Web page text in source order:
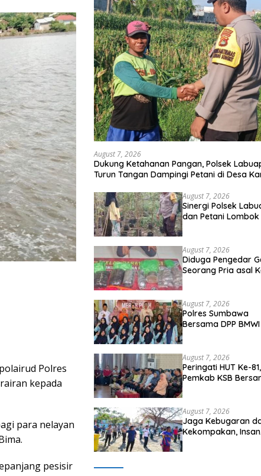
Polres
kepada
para nelayan
pesisir
August 7, 2026
Dukung Ketahanan Pangan, Polsek
Turun Tangan Dampingi Petani di Desa
August 7, 2026
Sinergi Polsek
dan Petani
August 7, 2026
Diduga Pengedar
Seorang Pria asal
August 7, 2026
Polres Sumbawa
Bersama DPP
Ponpes Arrahman
Hidayatullah
August 7, 2026
Peringati HUT Ke-81,
Pemkab KSB
Hari Pertama
August 7, 2026
Jaga Kebugaran
Kekompakan, Insan